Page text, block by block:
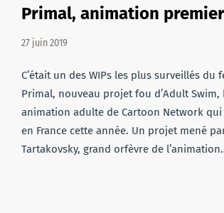
Primal, animation
27 juin 2019
C’était un des WIPs les plus surveillés du
Primal, nouveau projet fou d’Adult Swim,
animation adulte de Cartoon Network qui
en France cette année. Un projet mené
Tartakovsky, grand orfèvre de